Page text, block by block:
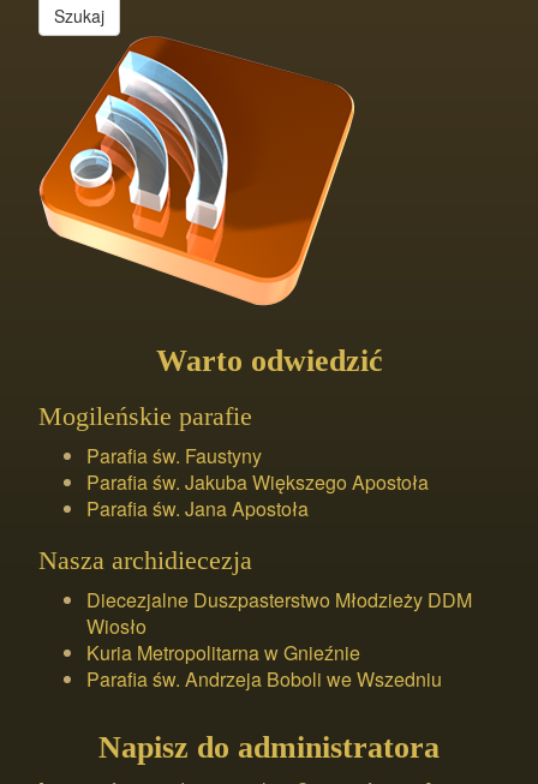
Szukaj
Warto odwiedzić
Mogileńskie parafie
Parafia św. Faustyny
Parafia św. Jakuba Większego Apostoła
Parafia św. Jana Apostoła
Nasza archidiecezja
Diecezjalne Duszpasterstwo Młodzieży DDM
Wiosło
Kuria Metropolitarna w Gnieźnie
Parafia św. Andrzeja Boboli we Wszedniu
Napisz do administratora